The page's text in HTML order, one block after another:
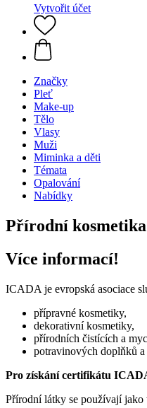
Vytvořit účet
Značky
Pleť
Make-up
Tělo
Vlasy
Muži
Miminka a děti
Témata
Opalování
Nabídky
Přírodní
Více informací!
ICADA je evropská asociace
přípravné kosmetiky,
dekorativní kosmetiky,
přírodních čistících a
potravinových doplňků a
Pro získání certifikátu
Přírodní látky se používají jako